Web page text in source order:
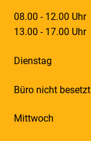
08.00 - 12.00 Uhr
13.00 - 17.00 Uhr
Dienstag
Büro nicht besetzt
Mittwoch